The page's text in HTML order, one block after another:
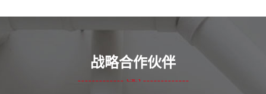
战略合作伙伴